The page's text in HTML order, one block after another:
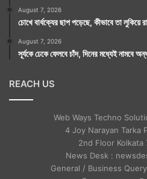
August 7, 2026
চোখে বার্ধক্যের ছাপ পড়েছে, কীভাবে তা লুকিয়ে
August 7, 2026
সূর্যকে ঢেকে ফেলবে চাঁদ, দিনের মধ্যেই নামবে
REACH US
Web Ways Techno
4 Joy Narayan Tarka
2nd Floor Kolkata
News Desk :
General / Business